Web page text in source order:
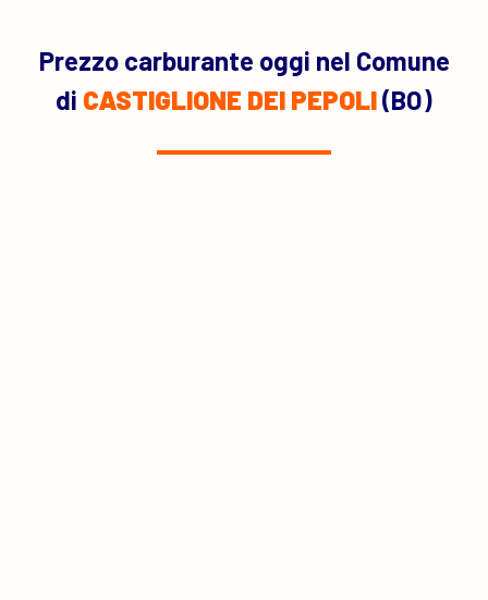
Prezzo carburante oggi nel Comune
di CASTIGLIONE DEI PEPOLI(BO)